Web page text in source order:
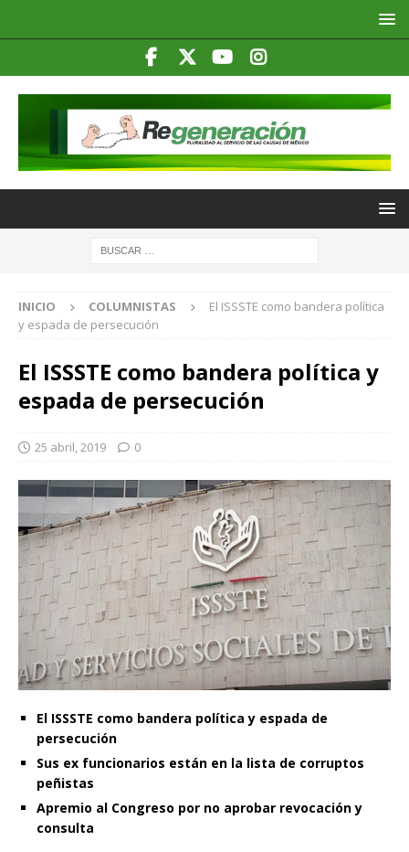
INICIO COLUMNISTAS
El ISSSTE como bandera política
y espada de persecución
El ISSSTE como bandera política y
espada de persecución
25 abril, 2019 0
El ISSSTE como bandera política y espada de
persecución
Sus ex funcionarios están en la lista de corruptos
peñistas
Apremio al Congreso por no aprobar revocación y
consulta